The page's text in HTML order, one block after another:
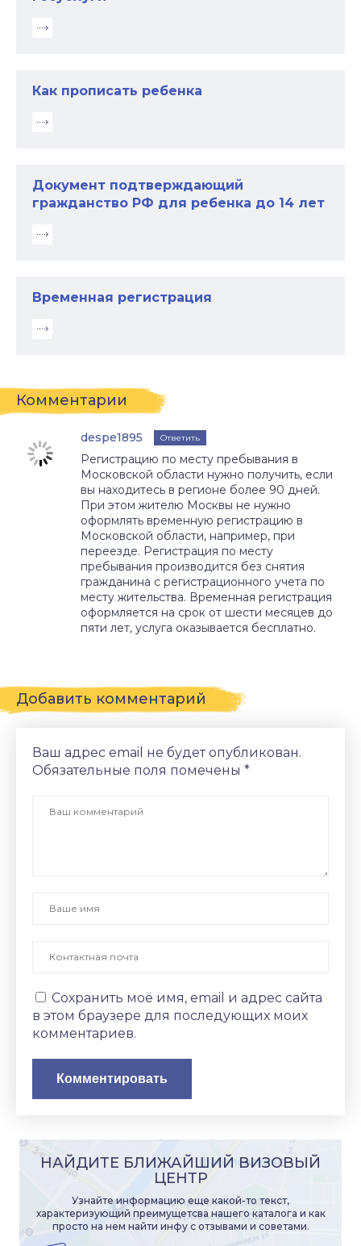
Как прописать ребенка
Документ подтверждающий
гражданство РФ для ребенка до 14 лет
Временная регистрация
Комментарии
despe1895 Ответить
Регистрацию по месту пребывания в
Московской области нужно получить, если
вы находитесь в регионе более 90 дней.
При этом жителю Москвы не нужно
оформлять временную регистрацию в
Московской области, например, при
переезде. Регистрация по месту
пребывания производится без снятия
гражданина с регистрационного учета по
месту жительства. Временная регистрация
оформляется на срок от шести месяцев до
пяти лет, услуга оказывается бесплатно.
Добавить комментарий
Ваш адрес email не будет опубликован.
Обязательные поля помечены *
Сохранить моё имя, email и адрес сайта
в этом браузере для последующих моих
комментариев.
НАЙДИТЕ БЛИЖАЙШИЙ ВИЗОВЫЙ
ЦЕНТР
Узнайте информацию еще какой-то текст,
характеризующий преимущетсва нашего каталога и как
просто на нем найти инфу с отзывами и советами.